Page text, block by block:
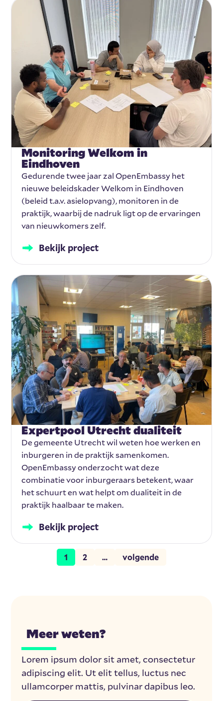
Monitoring Welkom in
Eindhoven
Gedurende twee jaar zal OpenEmbassy het
nieuwe beleidskader Welkom in Eindhoven
(beleid t.a.v. asielopvang), monitoren in de
praktijk, waarbij de nadruk ligt op de ervaringen
van nieuwkomers zelf.
Bekijk project
Expertpool Utrecht dualiteit
De gemeente Utrecht wil weten hoe werken en
inburgeren in de praktijk samenkomen.
OpenEmbassy onderzocht wat deze
combinatie voor inburgeraars betekent, waar
het schuurt en wat helpt om dualiteit in de
praktijk haalbaar te maken.
Bekijk project
1 2 … volgende
Meer weten?
Lorem ipsum dolor sit amet, consectetur
adipiscing elit. Ut elit tellus, luctus nec
ullamcorper mattis, pulvinar dapibus leo.